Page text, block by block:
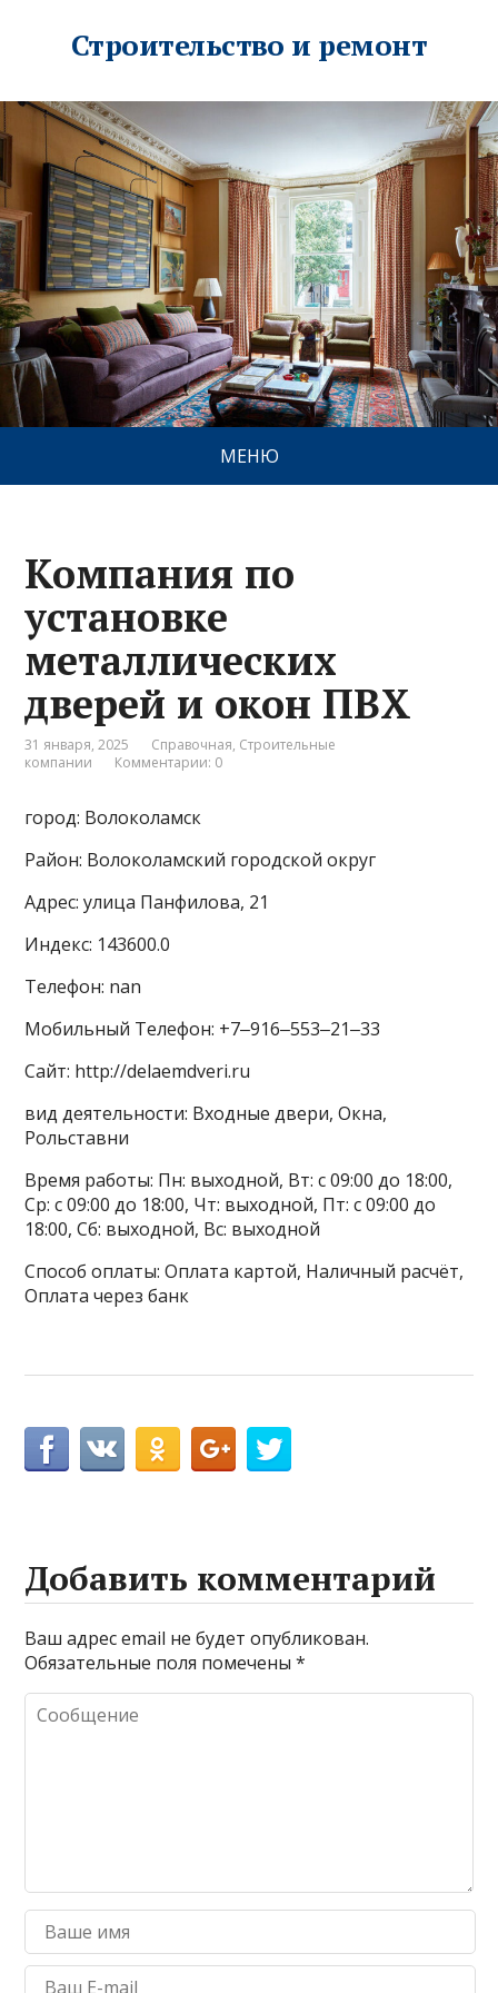
Строительство и ремонт
МЕНЮ
Компания по
установке
металлических
дверей и окон ПВХ
31 января, 2025 Справочная, Строительные
компании
Комментарии: 0
город: Волоколамск
Район: Волоколамский городской округ
Адрес: улица Панфилова, 21
Индекс: 143600.0
Телефон: nan
Мобильный Телефон: +7‒916‒553‒21‒33
Сайт: http://delaemdveri.ru
вид деятельности: Входные двери, Окна,
Рольставни
Время работы: Пн: выходной, Вт: с 09:00 до 18:00,
Ср: с 09:00 до 18:00, Чт: выходной, Пт: с 09:00 до
18:00, Сб: выходной, Вс: выходной
Способ оплаты: Оплата картой, Наличный расчёт,
Оплата через банк
Добавить комментарий
Ваш адрес email не будет опубликован.
Обязательные поля помечены*